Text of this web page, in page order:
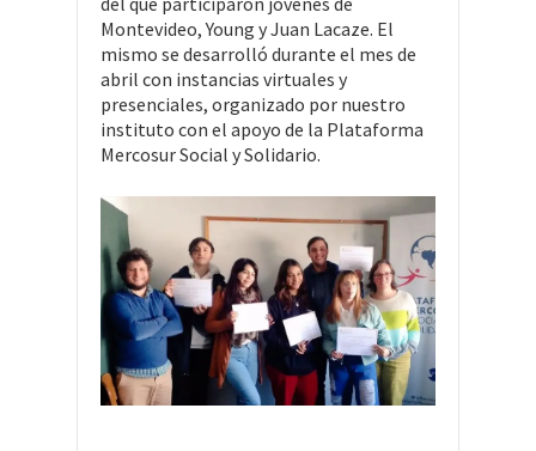
Montevideo, Young y Juan Lacaze. El
mismo se desarrolló durante el mes de
abril con instancias virtuales y
presenciales, organizado por nuestro
instituto con el apoyo de la Plataforma
Mercosur Social y Solidario.